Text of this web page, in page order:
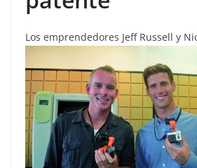
Los emprendedores Jeff Russell y